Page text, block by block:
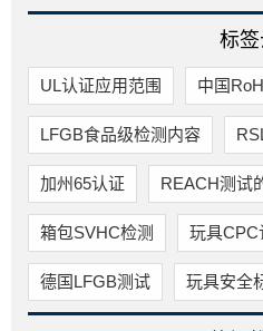
标签
UL认证应用范围 中国
LFGB食品级检测内容
加州65认证 REACH测试
箱包SVHC检测 玩具CPC
德国LFGB测试 玩具安全